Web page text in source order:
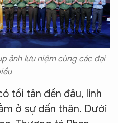
ảnh lưu niệm cùng các đại
tối tân đến đâu, linh
ở sự dấn thân. Dưới